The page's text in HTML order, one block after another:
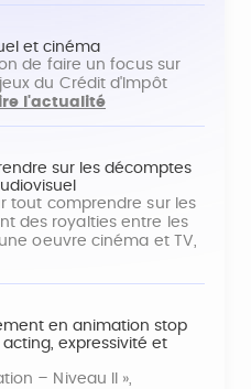
et cinéma
de faire un focus sur
du Crédit d'Impôt
l'actualité
sur les décomptes
tout comprendre sur les
des royalties entre les
oeuvre cinéma et TV,
en animation stop
expressivité et
– Niveau II »,